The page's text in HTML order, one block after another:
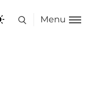
Menu